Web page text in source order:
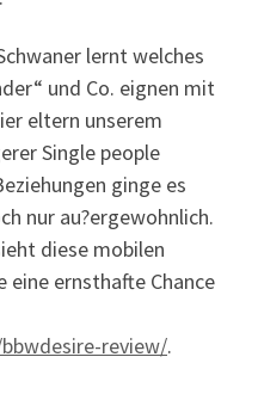
lernt welches
und Co. eignen mit
eltern unserem
Single people
ginge es
nur au?ergewohnlich.
diese mobilen
ernsthafte Chance
review/.